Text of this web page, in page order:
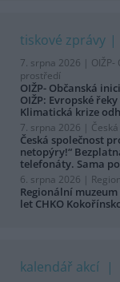
tiskové zprávy
7. srpna 2026 |
prostředí
OIŽP- Občanská
OIŽP: Evropské
Klimatická krize
7. srpna 2026 |
Česká společnost
netopýry!“
telefonáty. Sama
6. srpna 2026 |
Regionální
let CHKO
kalendář akcí